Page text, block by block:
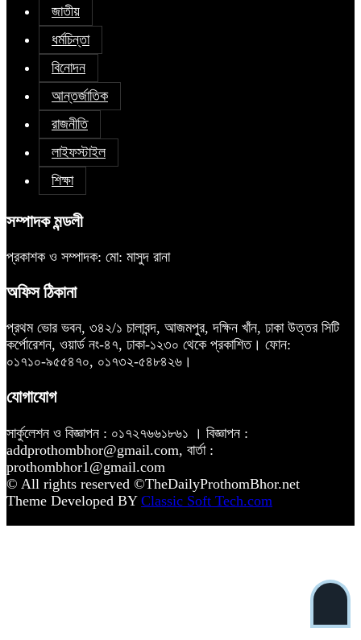
জাতীয়
ধর্মচিন্তা
বিনোদন
আন্তর্জাতিক
রাজনীতি
লাইফস্টাইল
শিক্ষা
সম্পাদক মন্ডলী
প্রকাশক ও সম্পাদক: মো: মাসুদ রানা
অফিস ঠিকানা
প্রথম ভোর ভবন, ৩৪২/১ চালাবন্দ, আজমপুর, দক্ষিন খাঁন, ঢাকা উত্তর সিটি
কর্পোরেশন, ওয়ার্ড নং-৪৭, ঢাকা-১২৩০ থেকে প্রকাশিত। ফোন:
০১৭১০-৯৫৫৪৭০, ০১৭৩২-৫৪৮৪২৬।
যোগাযোগ
সার্কুলেশন ও বিজ্ঞাপন : ০১৭২৭৬৬১৮৬১ । বিজ্ঞাপন :
addprothombhor@gmail.com, বার্তা :
prothombhor1@gmail.com
© All rights reserved ©TheDailyProthomBhor.net
Theme Developed BY Classic Soft Tech.com